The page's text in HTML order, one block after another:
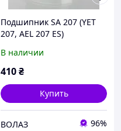
Подшипник SA 207 (YET
207, AEL 207 ES)
В наличии
410₴
Купить
ВОЛАЗ 96%